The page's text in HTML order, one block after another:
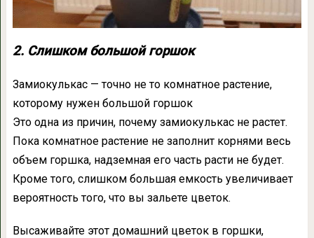
2. Слишком большой горшок
Замиокулькас — точно не то комнатное растение,
которому нужен большой горшок
Это одна из причин, почему замиокулькас не растет.
Пока комнатное растение не заполнит корнями весь
объем горшка, надземная его часть расти не будет.
Кроме того, слишком большая емкость увеличивает
вероятность того, что вы зальете цветок.
Высаживайте этот домашний цветок в горшки,